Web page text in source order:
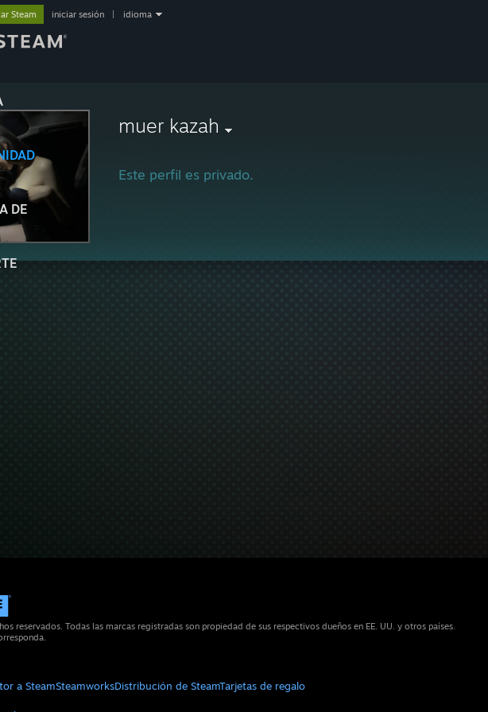
DE
Steam iniciar sesión idioma
muer kazah
Este perfil es privado.
reservados. Todas las marcas registradas son propiedad de sus respectivos dueños en EE. UU. y otros países.
a SteamSteamworksDistribución de SteamTarjetas de regalo